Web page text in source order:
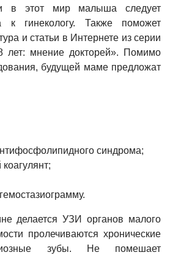
в этот мир малыша следует
к гинекологу. Также поможет
и статьи в Интернете из серии
лет: мнение докторей». Помимо
будущей маме предложат
синдрома;
делается УЗИ органов малого
пролечиваются хронические
зубы. Не помешает